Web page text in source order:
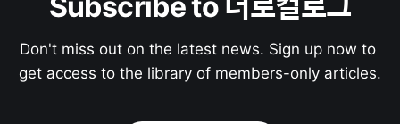
Don't miss out on the latest news. Sign up now to
get access to the library of members-only articles.